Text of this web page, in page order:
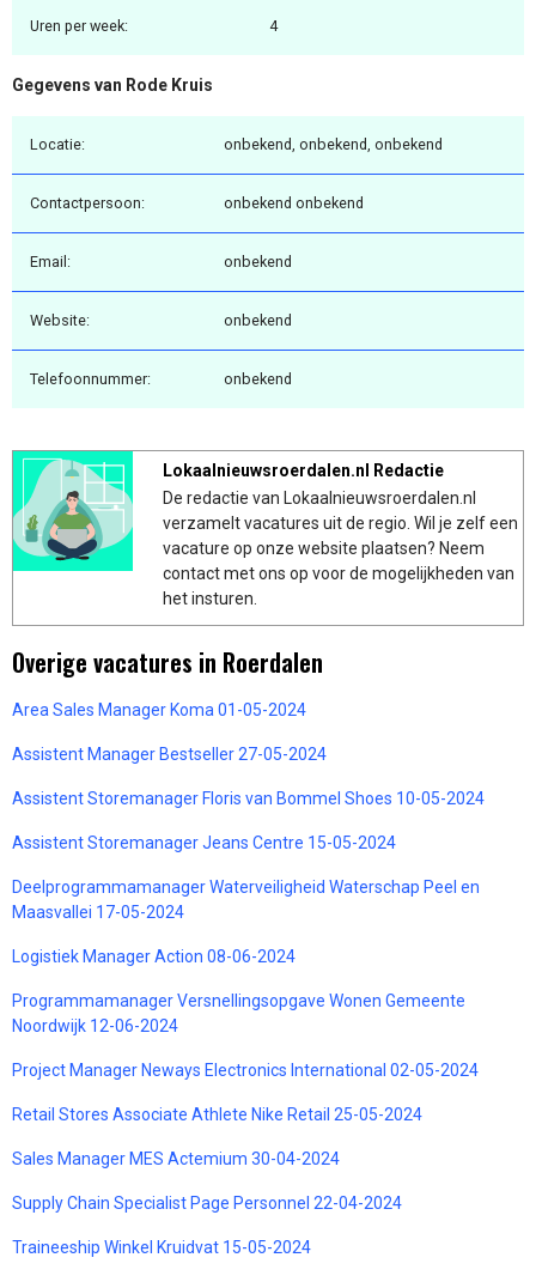
Uren per week: 4
Gegevens van Rode Kruis
Locatie: onbekend, onbekend, onbekend
Contactpersoon: onbekend onbekend
Email: onbekend
Website: onbekend
Telefoonnummer: onbekend
Lokaalnieuwsroerdalen.nl Redactie
De redactie van Lokaalnieuwsroerdalen.nl
verzamelt vacatures uit de regio. Wil je zelf een
vacature op onze website plaatsen? Neem
contact met ons op voor de mogelijkheden van
het insturen.
Overige vacatures in Roerdalen
Area Sales Manager Koma 01-05-2024
Assistent Manager Bestseller 27-05-2024
Assistent Storemanager Floris van Bommel Shoes 10-05-2024
Assistent Storemanager Jeans Centre 15-05-2024
Deelprogrammamanager Waterveiligheid Waterschap Peel en
Maasvallei 17-05-2024
Logistiek Manager Action 08-06-2024
Programmamanager Versnellingsopgave Wonen Gemeente
Noordwijk 12-06-2024
Project Manager Neways Electronics International 02-05-2024
Retail Stores Associate Athlete Nike Retail 25-05-2024
Sales Manager MES Actemium 30-04-2024
Supply Chain Specialist Page Personnel 22-04-2024
Traineeship Winkel Kruidvat 15-05-2024